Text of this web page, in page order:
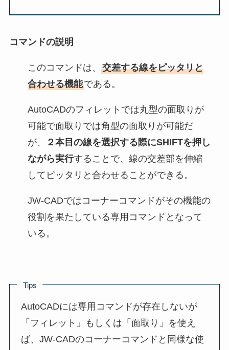
コマンドの説明
このコマンドは、 交差する線をピッタリと
合わせる機能である。
AutoCADのフィレットでは丸型の面取りが
可能で面取りでは角型の面取りが可能だ
が、
２本目の線を選択する際にSHIFTを押し
ながら実行することで、線の交差部を伸縮
してピッタリと合わせることができる。
JW-CADではコーナーコマンドがその機能の
役割を果たしている専用コマンドとなって
いる。
Tips
AutoCADには専用コマンドが存在しないが
「フィレット」もしくは「面取り」を使え
ば、JW-CADのコーナーコマンドと同様な使